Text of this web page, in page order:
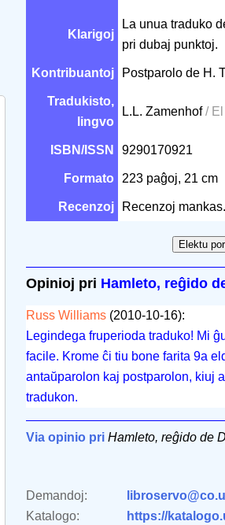
Klarigoj
La unua traduko
pri dubaj punktoj.
Kontribuantoj Postparolo de H.
Tradukisto,
lingvo
L.L. Zamenhof/
ISBN/ISSN 9290170921
Formato 223 paĝoj, 21 cm
Recenzoj Recenzoj mankas.
Opinioj pri Hamleto, reĝido
Russ Williams (2010-10-16):
Legindega fruperioda traduko! Mi
facile. Krome ĉi tiu bone farita 9a
antaŭparolon kaj postparolon, kiuj
tradukon.
Via opinio pri Hamleto, reĝido de
Demandoj:
Katalogo:
https://